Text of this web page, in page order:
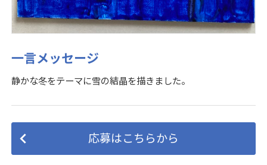
一言メッセージ
静かな冬をテーマに雪の結晶を描きました。
応募はこちらから